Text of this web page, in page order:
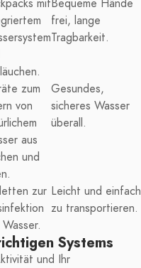
mitBequeme Hände
frei, lange
Tragbarkeit.
zum
von
aus
und
Gesundes,
sicheres Wasser
überall.
zur Leicht und einfach
zu transportieren.
Systems
und Ihr